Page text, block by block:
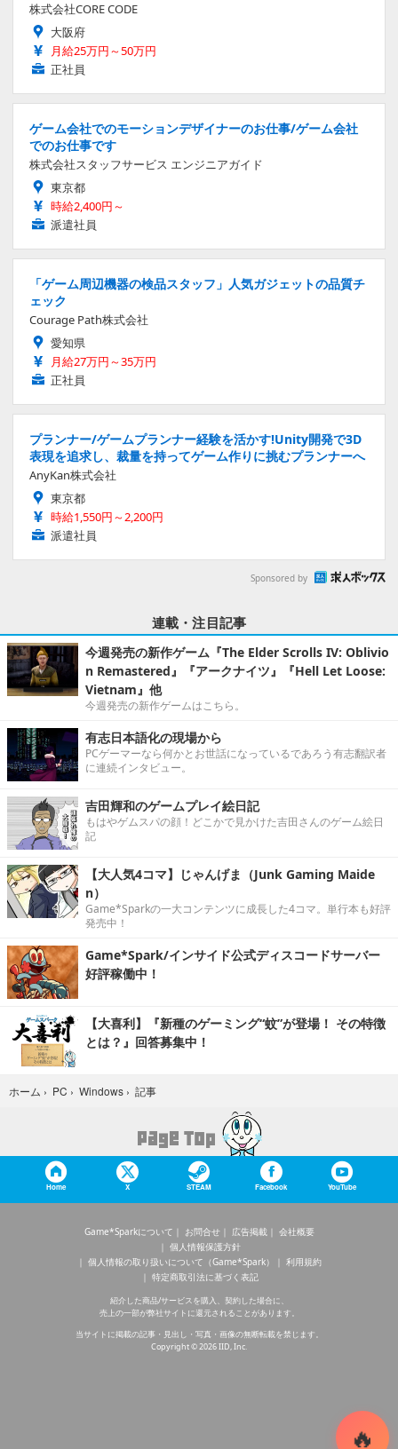
株式会社CORE CODE
大阪府
月給25万円～50万円
正社員
ゲーム会社でのモーションデザイナーのお仕事/ゲーム会社
でのお仕事です
株式会社スタッフサービス エンジニアガイド
東京都
時給2,400円～
派遣社員
「ゲーム周辺機器の検品スタッフ」人気ガジェットの品質チ
ェック
Courage Path株式会社
愛知県
月給27万円～35万円
正社員
プランナー/ゲームプランナー経験を活かす!Unity開発で3D
表現を追求し、裁量を持ってゲーム作りに挑むプランナーへ
AnyKan株式会社
東京都
時給1,550円～2,200円
派遣社員
Sponsored by
連載・注目記事
今週発売の新作ゲーム『The Elder Scrolls IV: Oblivio
n Remastered』『アークナイツ』『Hell Let Loose:
Vietnam』他
今週発売の新作ゲームはこちら。
有志日本語化の現場から
PCゲーマーなら何かとお世話になっているであろう有志翻訳者
に連続インタビュー。
吉田輝和のゲームプレイ絵日記
もはやゲムスパの顔！どこかで見かけた吉田さんのゲーム絵日
記
【大人気4コマ】じゃんげま（Junk Gaming Maide
n）
Game*Sparkの一大コンテンツに成長した4コマ。単行本も好評
発売中！
Game*Spark/インサイド公式ディスコードサーバー
好評稼働中！
【大喜利】『新種のゲーミング“蚊”が登場！ その特徴
とは？』回答募集中！
ホーム › PC › Windows › 記事
Home X STEAM Facebook YouTube
Game*Sparkについて お問合せ 広告掲載
会社概要
個人情報保護方針
個人情報の取り扱いについて（Game*Spark）
利用規約
特定商取引法に基づく表記
紹介した商品/サービスを購入、契約した場合に、
売上の一部が弊社サイトに還元されることがあります。
当サイトに掲載の記事・見出し・写真・画像の無断転載を禁じます。
Copyright © 2026 IID, Inc.